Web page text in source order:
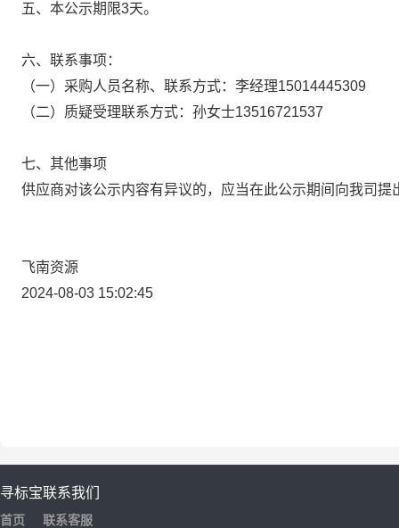
五、本公示期限3天。
六、联系事项：
（一）采购人员名称、联系方式：李经理15014445309
（二）质疑受理联系方式：孙女士13516721537
七、其他事项
供应商对该公示内容有异议的，应当在此公示期间向我司提
飞南资源
2024-08-03 15:02:45
寻标宝
首页
联系我们
联系客服